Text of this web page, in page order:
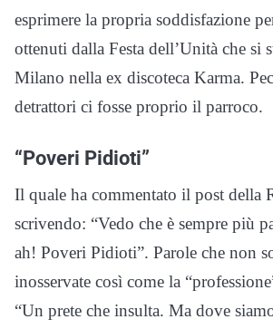
esprimere la propria soddisfazione
ottenuti dalla Festa dell’Unità che si
Milano nella ex discoteca Karma.
detrattori ci fosse proprio il parroco.
“Poveri Pidioti”
Il quale ha commentato il post della
scrivendo: “Vedo che è sempre più
ah! Poveri Pidioti”. Parole che non
inosservate così come la
“Un prete che insulta. Ma dove